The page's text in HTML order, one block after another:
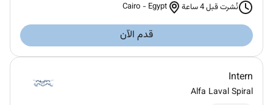
نُشرت قبل 4 ساعة Cairo - Egypt
قدم الآن
Intern
Alfa Laval Spiral